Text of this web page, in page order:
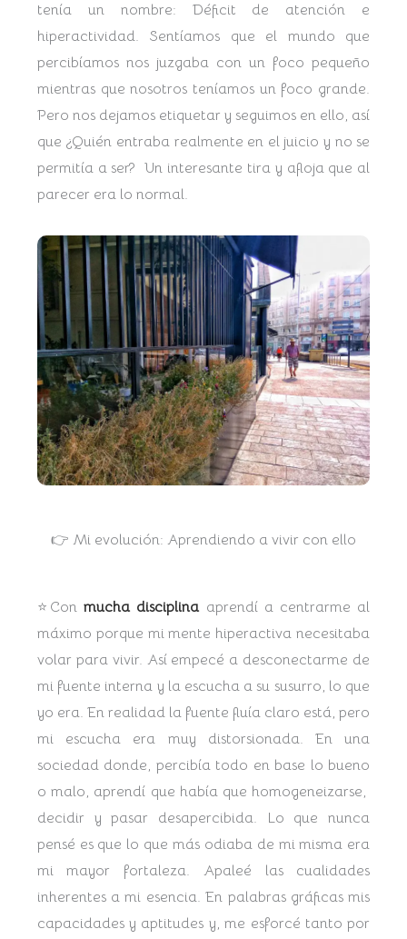
tenía un nombre: Déficit de atención e
hiperactividad. Sentíamos que el mundo que
percibíamos nos juzgaba con un foco pequeño
mientras que nosotros teníamos un foco grande.
Pero nos dejamos etiquetar y seguimos en ello, así
que ¿Quién entraba realmente en el juicio y no se
permitía a ser? Un interesante tira y afloja que al
parecer era lo normal.
👉 Mi evolución: Aprendiendo a vivir con ello
⭐Conmucha disciplina aprendí a centrarme al
máximo porque mi mente hiperactiva necesitaba
volar para vivir. Así empecé a desconectarme de
mi fuente interna y la escucha a su susurro, lo que
yo era. En realidad la fuente fluía claro está, pero
mi escucha era muy distorsionada. En una
sociedad donde, percibía todo en base lo bueno
o malo, aprendí que había que homogeneizarse,
decidir y pasar desapercibida. Lo que nunca
pensé es que lo que más odiaba de mi misma era
mi mayor fortaleza. Apaleé las cualidades
inherentes a mi esencia. En palabras gráficas mis
capacidades y aptitudes y, me esforcé tanto por